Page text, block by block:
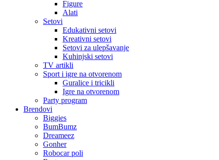
Figure
Alati
Setovi
Edukativni setovi
Kreativni setovi
Setovi za ulepšavanje
Kuhinjski setovi
TV artikli
Sport i igre na otvorenom
Guralice i tricikli
Igre na otvorenom
Party program
Brendovi
Biggies
BumBumz
Dreameez
Gonher
Robocar poli